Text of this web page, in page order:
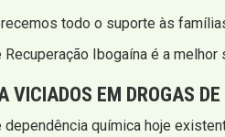
todo o suporte às
Ibogaína é a
EM DROGAS
química hoje